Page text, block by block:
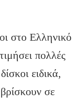
στο Ελληνικό
πολλές
ειδικά,
σε